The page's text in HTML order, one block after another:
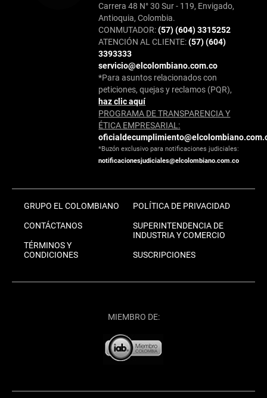
Carrera 48 N° 30 Sur - 119, Envigado,
Antioquia, Colombia.
CONMUTADOR:(57) (604) 3315252
ATENCIÓN AL CLIENTE:(57) (604)
3393333
servicio@elcolombiano.com.co
*Para asuntos relacionados con
peticiones, quejas y reclamos (PQR),
haz clic aquí
PROGRAMA DE TRANSPARENCIA Y
ÉTICA EMPRESARIAL:
*Buzón exclusivo para notificaciones judiciales:
notificacionesjudiciales@elcolombiano.com.co
GRUPO EL COLOMBIANO
CONTÁCTANOS
TÉRMINOS Y
CONDICIONES
POLÍTICA DE PRIVACIDAD
SUPERINTENDENCIA DE
INDUSTRIA Y COMERCIO
SUSCRIPCIONES
MIEMBRO DE: